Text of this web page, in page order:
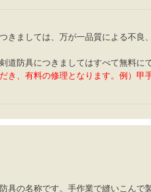
きましては、万が一品質による不良
防具につきましてはすべて無料に
、有料の修理となります。例）甲
の名称です。手作業で縫いこんで